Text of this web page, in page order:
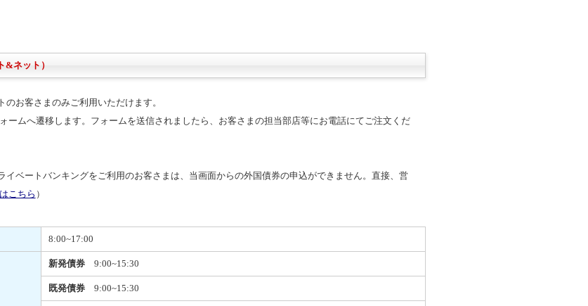
&ネット）
お客さまのみご利用いただけます。
ームへ遷移します。フォームを送信されましたら、お客さまの担当部店等にお電話にてご注文くだ
ベートバンキングをご利用のお客さまは、当画面からの外国債券の申込ができません。直接、営
こちら ）
8:00~17:00
新発債券9:00~15:30
既発債券9:00~15:30